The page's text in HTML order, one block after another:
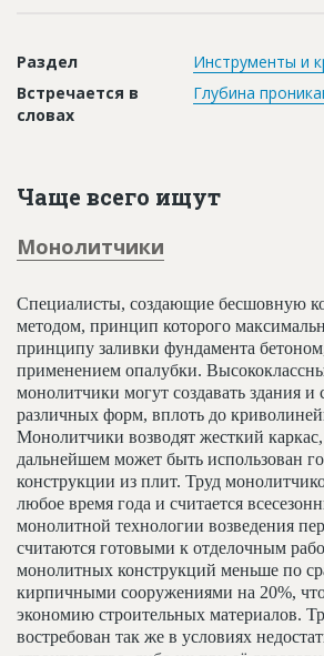
Платные услуги
Пресс-релизы
Контакты
Личный кабинет
Раздел
Инструменты и
Встречается в
словах
Глубина
Чаще всего ищут
Монолитчики
Специалисты, создающие бесшовную
методом, принцип которого
принципу заливки фундамента
применением опалубки.
монолитчики могут создавать здания и
различных форм, вплоть до
Монолитчики возводят жесткий
дальнейшем может быть использован
конструкции из плит. Труд
любое время года и считается
монолитной технологии возведения
считаются готовыми к отделочным
монолитных конструкций меньше по
кирпичными сооружениями на 20%,
экономию строительных материалов.
востребован так же в условиях